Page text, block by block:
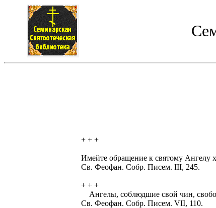
+ + +
Имейте обращение к святому Ангелу
Св. Феофан. Собр. Писем. III, 245.
+ + +
Ангелы, соблюдшие свой чин,
Св. Феофан. Собр. Писем. VII, 110.